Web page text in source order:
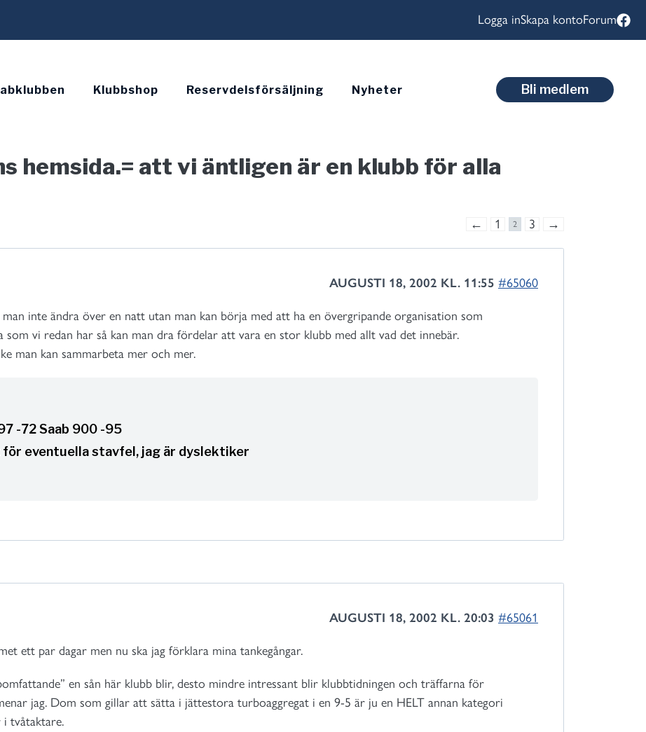
Logga inSkapa kontoForum
Klubbshop Reservdelsförsäljning Nyheter Bli medlem
hemsida.= att vi äntligen är en klubb för alla
← 1 2 3 →
AUGUSTI 18, 2002 KL. 11:55 #65060
man inte ändra över en natt utan man kan börja med att ha en övergripande organisation som
som vi redan har så kan man dra fördelar att vara en stor klubb med allt vad det innebär.
man kan sammarbeta mer och mer.
-72 Saab 900 -95
för eventuella stavfel, jag är dyslektiker
AUGUSTI 18, 2002 KL. 20:03 #65061
ett par dagar men nu ska jag förklara mina tankegångar.
en sån här klubb blir, desto mindre intressant blir klubbtidningen och träffarna för
jag. Dom som gillar att sätta i jättestora turboaggregat i en 9-5 är ju en HELT annan kategori
i tvåtaktare.